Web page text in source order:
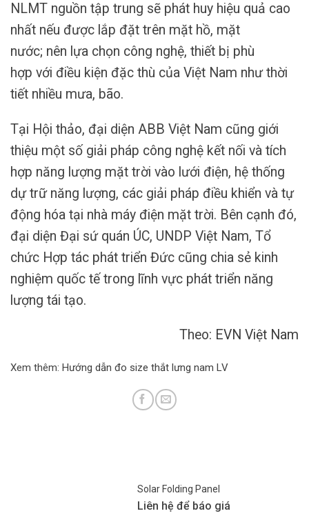
NLMT nguồn tập trung sẽ phát huy hiệu quả cao
nhất nếu được lắp đặt trên mặt hồ, mặt
nước; nên lựa chọn công nghệ, thiết bị phù
hợp với điều kiện đặc thù của Việt Nam như thời
tiết nhiều mưa, bão.
Tại Hội thảo, đại diện ABB Việt Nam cũng giới
thiệu một số giải pháp công nghệ kết nối và tích
hợp năng lượng mặt trời vào lưới điện, hệ thống
dự trữ năng lượng, các giải pháp điều khiển và tự
động hóa tại nhà máy điện mặt trời. Bên cạnh đó,
đại diện Đại sứ quán ÚC, UNDP Việt Nam, Tổ
chức Hợp tác phát triển Đức cũng chia sẻ kinh
nghiệm quốc tế trong lĩnh vực phát triển năng
lượng tái tạo.
Theo: EVN Việt Nam
Xem thêm: Hướng dẫn đo size thắt lưng nam LV
Solar Folding Panel
Liên hệ để báo giá